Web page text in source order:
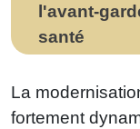
l'avant-
santé
La
fortement